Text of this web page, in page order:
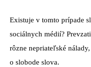
Existuje v tomto prípade
sociálnych médií?
rôzne nepriateľské
o slobode slova.